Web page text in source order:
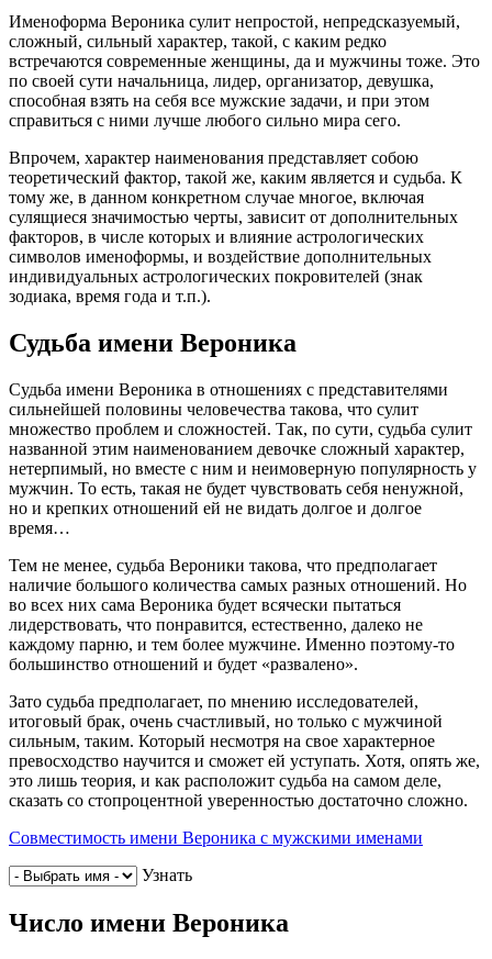
Именоформа Вероника сулит непростой, непредсказуемый,
сложный, сильный характер, такой, с каким редко
встречаются современные женщины, да и мужчины тоже. Это
по своей сути начальница, лидер, организатор, девушка,
способная взять на себя все мужские задачи, и при этом
справиться с ними лучше любого сильно мира сего.
Впрочем, характер наименования представляет собою
теоретический фактор, такой же, каким является и судьба. К
тому же, в данном конкретном случае многое, включая
сулящиеся значимостью черты, зависит от дополнительных
факторов, в числе которых и влияние астрологических
символов именоформы, и воздействие дополнительных
индивидуальных астрологических покровителей (знак
зодиака, время года и т.п.).
Судьба имени Вероника
Судьба имени Вероника в отношениях с представителями
сильнейшей половины человечества такова, что сулит
множество проблем и сложностей. Так, по сути, судьба сулит
названной этим наименованием девочке сложный характер,
нетерпимый, но вместе с ним и неимоверную популярность у
мужчин. То есть, такая не будет чувствовать себя ненужной,
но и крепких отношений ей не видать долгое и долгое
время…
Тем не менее, судьба Вероники такова, что предполагает
наличие большого количества самых разных отношений. Но
во всех них сама Вероника будет всячески пытаться
лидерствовать, что понравится, естественно, далеко не
каждому парню, и тем более мужчине. Именно поэтому-то
большинство отношений и будет «развалено».
Зато судьба предполагает, по мнению исследователей,
итоговый брак, очень счастливый, но только с мужчиной
сильным, таким. Который несмотря на свое характерное
превосходство научится и сможет ей уступать. Хотя, опять же,
это лишь теория, и как расположит судьба на самом деле,
сказать со стопроцентной уверенностью достаточно сложно.
Совместимость имени Вероника с мужскими именами
Узнать
Число имени Вероника